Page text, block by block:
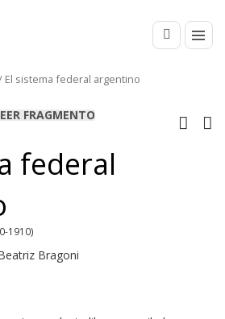
El sistema federal argentino
FRAGMENTO
federal
1910)
Bragoni